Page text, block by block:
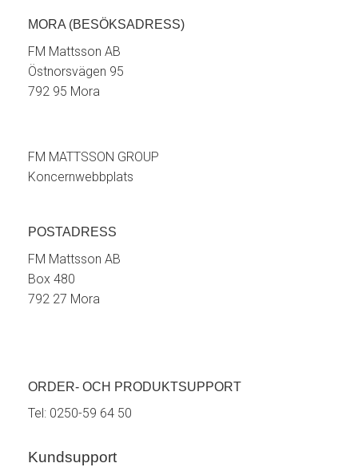
MORA (BESÖKSADRESS)
FM Mattsson AB
Östnorsvägen 95
792 95 Mora
FM MATTSSON GROUP
Koncernwebbplats
POSTADRESS
FM Mattsson AB
Box 480
792 27 Mora
ORDER- OCH PRODUKTSUPPORT
Tel: 0250-59 64 50
Kundsupport